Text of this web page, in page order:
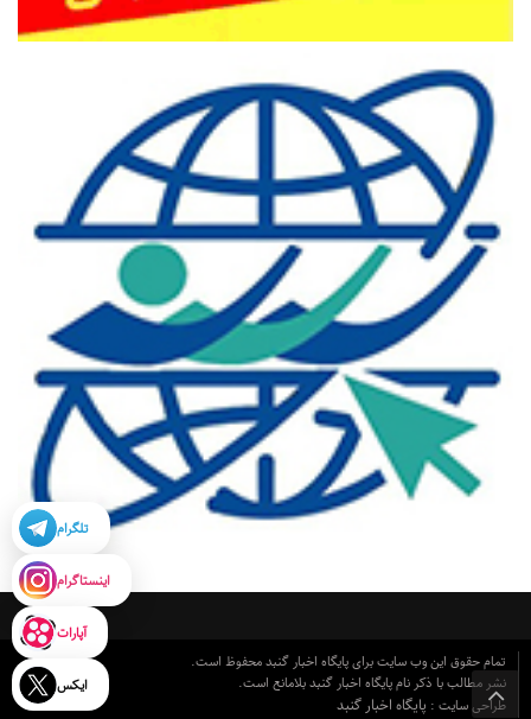
تمام حقوق این وب سایت برای پایگاه اخبار گنبد محفوظ است.
نشر مطالب با ذکر نام پایگاه اخبار گنبد بلامانع است.
طراحی سایت : پایگاه اخبار گنبد
تلگرام
اینستاگرام
آپارات
ایکس